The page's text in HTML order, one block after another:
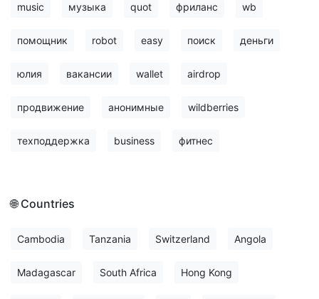
music музыка quot фриланс wb
помощник robot easy поиск деньги
юлия вакансии wallet airdrop
продвижение анонимные wildberries
техподдержка business фитнес
🌐 Countries
Cambodia Tanzania Switzerland Angola
Madagascar South Africa Hong Kong